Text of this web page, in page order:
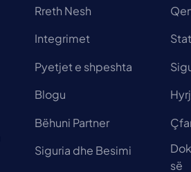
Rreth Nesh
Integrimet
Pyetjet e shpeshta
Blogu
Bëhuni Partner
Siguria dhe Besimi
së